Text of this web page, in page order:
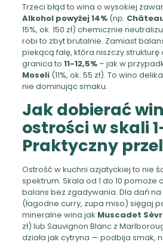
Trzeci błąd to wina o wysokiej
Alkohol powyżej 14%(np.
15%, ok. 150 zł) chemicznie
robi to zbyt brutalnie. Zamiast
piekącą falę, która niszczy strukturę
granica to 11-12,5%– jak w
Moseli(11%, ok. 55 zł). To wino
nie dominując smaku.
Jak dobierać
ostrości w skali
Praktyczny
Ostrość w kuchni azjatyckiej to nie
spektrum. Skala od 1 do 10 pomoże
balans bez zgadywania. Dla dań
(łagodne curry, zupa miso) sięgaj
mineralne wina jak Muscadet
zł) lub Sauvignon Blanc z
działa jak cytryna — podbija smak,